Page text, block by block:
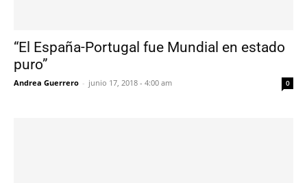
“El España-Portugal fue Mundial en estado
puro”
Andrea Guerrero - junio 17, 2018 - 4:00 am 0